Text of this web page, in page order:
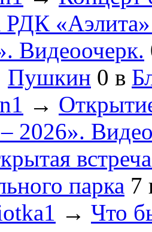
РДК
Видеоочерк.
Пушкин 0 в
→
2026».
парка 7
→ Что